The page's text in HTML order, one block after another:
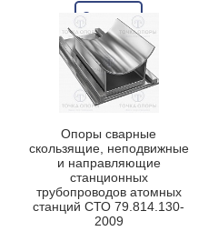
Заказать
Опоры сварные
скользящие, неподвижные
и направляющие
станционных
трубопроводов атомных
станций СТО 79.814.130-
2009